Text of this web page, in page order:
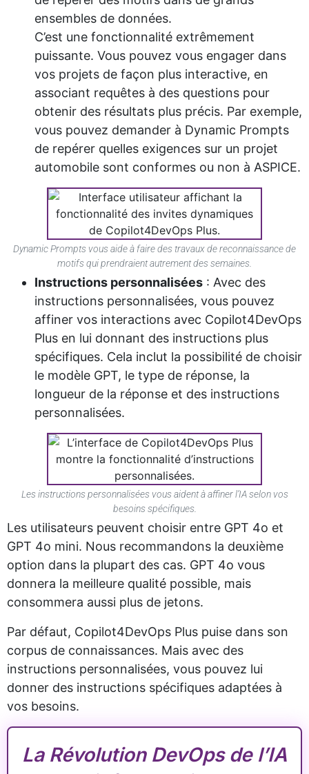
ensembles de données.
C’est une fonctionnalité extrêmement
puissante. Vous pouvez vous engager dans
vos projets de façon plus interactive, en
associant requêtes à des questions pour
obtenir des résultats plus précis. Par exemple,
vous pouvez demander à Dynamic Prompts
de repérer quelles exigences sur un projet
automobile sont conformes ou non à ASPICE.
Dynamic Prompts vous aide à faire des travaux de reconnaissance de
motifs qui prendraient autrement des semaines.
Instructions personnalisées : Avec des
instructions personnalisées, vous pouvez
affiner vos interactions avec Copilot4DevOps
Plus en lui donnant des instructions plus
spécifiques. Cela inclut la possibilité de choisir
le modèle GPT, le type de réponse, la
longueur de la réponse et des instructions
personnalisées.
Les instructions personnalisées vous aident à affiner l’IA selon vos
besoins spécifiques.
Les utilisateurs peuvent choisir entre GPT 4o et
GPT 4o mini. Nous recommandons la deuxième
option dans la plupart des cas. GPT 4o vous
donnera la meilleure qualité possible, mais
consommera aussi plus de jetons.
Par défaut, Copilot4DevOps Plus puise dans son
corpus de connaissances. Mais avec des
instructions personnalisées, vous pouvez lui
donner des instructions spécifiques adaptées à
vos besoins.
La Révolution DevOps de l’IA